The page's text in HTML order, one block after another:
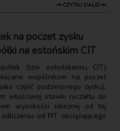
⇒ CZYTAJ DALEJ ⇐
na poczet zysku
na estońskim CIT
(tzw. estońskiemu CIT)
wspólnikom na poczet
część podzielonego zysku).
właściwej stawki ryczałtu do
wysokości zależnej od tej
od PIT obciążającego